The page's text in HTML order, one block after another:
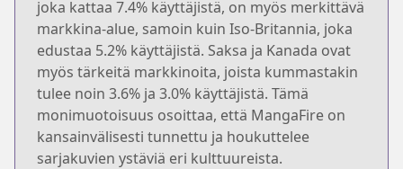
joka kattaa 7.4% käyttäjistä, on myös merkittävä
markkina-alue, samoin kuin Iso-Britannia, joka
edustaa 5.2% käyttäjistä. Saksa ja Kanada ovat
myös tärkeitä markkinoita, joista kummastakin
tulee noin 3.6% ja 3.0% käyttäjistä. Tämä
monimuotoisuus osoittaa, että MangaFire on
kansainvälisesti tunnettu ja houkuttelee
sarjakuvien ystäviä eri kulttuureista.